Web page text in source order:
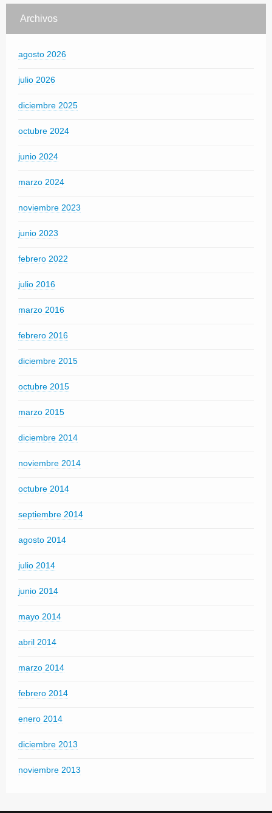
Archivos
agosto 2026
julio 2026
diciembre 2025
octubre 2024
junio 2024
marzo 2024
noviembre 2023
junio 2023
febrero 2022
julio 2016
marzo 2016
febrero 2016
diciembre 2015
octubre 2015
marzo 2015
diciembre 2014
noviembre 2014
octubre 2014
septiembre 2014
agosto 2014
julio 2014
junio 2014
mayo 2014
abril 2014
marzo 2014
febrero 2014
enero 2014
diciembre 2013
noviembre 2013